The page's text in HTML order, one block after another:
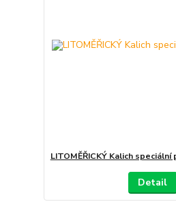
LITOMĚŘICKÝ Kalich speciální
Detail